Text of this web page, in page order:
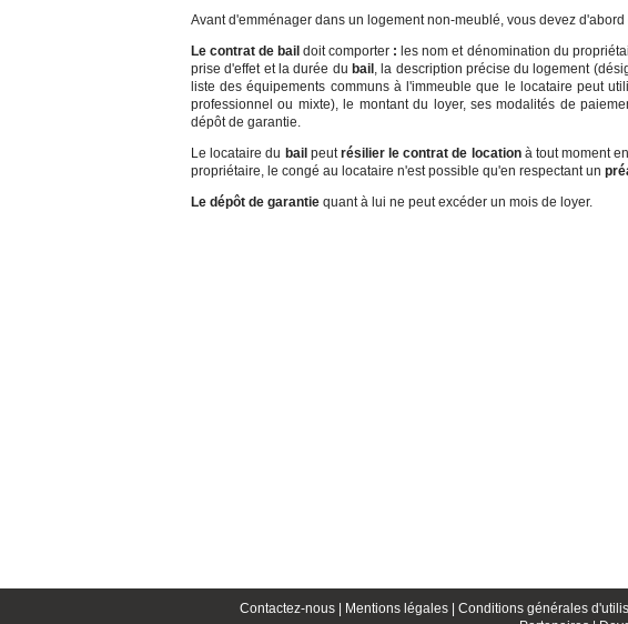
Avant d'emménager dans un logement non-meublé, vous devez d'abord
Lecontrat de bail doit comporter : les nom et dénomination du
prise d'effet et la durée du bail , la description précise du logement
liste des équipements communs à l'immeuble que le locataire peut
professionnel ou mixte), le montant du loyer, ses modalités de
dépôt de garantie.
Le locataire du bail peutrésilier le contrat de locationà tout moment
propriétaire, le congé au locataire n'est possible qu'en respectant un
Le dépôt de garantie quant à lui ne peut excéder un mois de loyer.
Contactez-nous | Mentions légales | Conditions générales